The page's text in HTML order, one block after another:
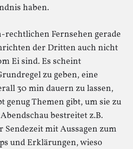
haben.
Fernsehen gerade
der Dritten auch nicht
Ei sind. Es scheint
zu geben, eine
30 min dauern zu lassen,
genug Themen gibt, um sie zu
bestreitet z.B.
mit Aussagen zum
und Erklärungen, wieso